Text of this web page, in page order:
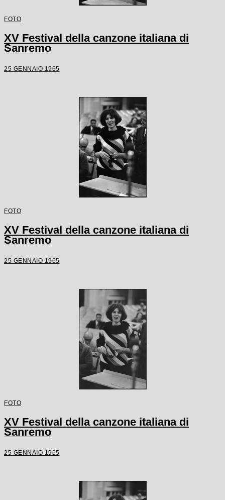
FOTO
XV Festival della canzone italiana di
Sanremo
25 GENNAIO 1965
FOTO
XV Festival della canzone italiana di
Sanremo
25 GENNAIO 1965
FOTO
XV Festival della canzone italiana di
Sanremo
25 GENNAIO 1965